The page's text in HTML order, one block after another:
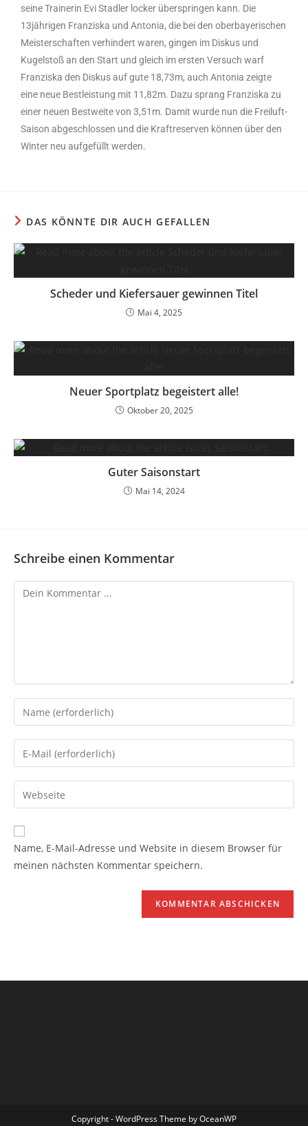
seine Trainerin Evi Stadler locker überspringen kann. Die
13jährigen Franziska und Antonia, die bei den oberbayerischen
Meisterschaften verhindert waren, gingen im Diskus und
Kugelstoß an den Start und gleich im ersten Versuch warf
Franziska den Diskus auf gute 18,73m, auch Antonia zeigte
eine neue Bestleistung mit 11,82m. Dazu sprang Franziska zu
einer neuen Bestweite von 3,51m. Damit wurde nun die Freiluft-
Saison abgeschlossen und die Kraftreserven können über den
Winter neu aufgefüllt werden.
DAS KÖNNTE DIR AUCH GEFALLEN
Scheder und Kiefersauer gewinnen Titel
Mai 4, 2025
Neuer Sportplatz begeistert alle!
Oktober 20, 2025
Guter Saisonstart
Mai 14, 2024
Schreibe einen Kommentar
Name, E-Mail-Adresse und Website in diesem Browser für
meinen nächsten Kommentar speichern.
Copyright - WordPress Theme by OceanWP